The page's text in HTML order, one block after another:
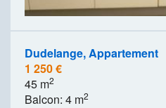
Dudelange, Appartement
1 250 €
45 m2
Balcon: 4 m2